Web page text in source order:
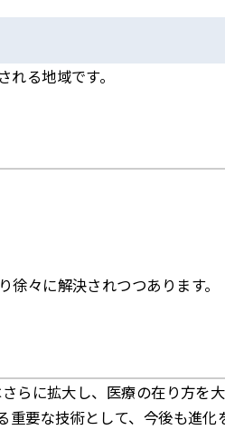
る地域です。
々に解決されつつあります。
らに拡大し、医療の在り方を
要な技術として、今後も進化